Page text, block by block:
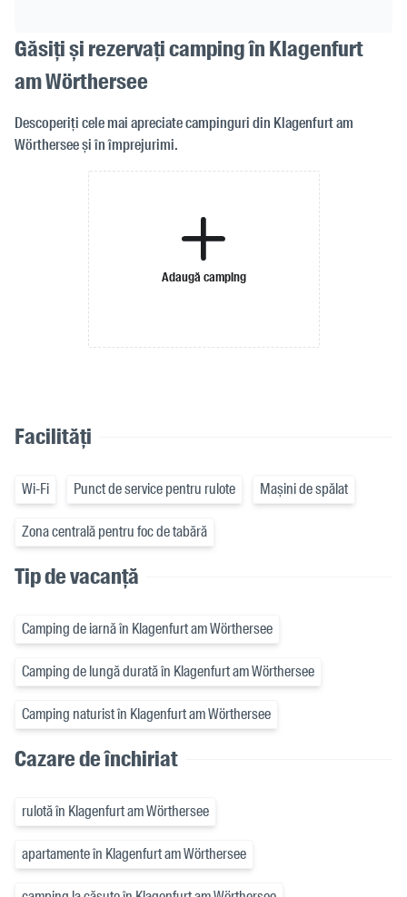
Găsiți și rezervați camping în Klagenfurt
am Wörthersee
Descoperiți cele mai apreciate campinguri din Klagenfurt am
Wörthersee și în împrejurimi.
Adaugă camping
Facilități
Wi-Fi Punct de service pentru rulote Mașini de spălat
Zona centrală pentru foc de tabără
Tip de vacanță
Camping de iarnă în Klagenfurt am Wörthersee
Camping de lungă durată în Klagenfurt am Wörthersee
Camping naturist în Klagenfurt am Wörthersee
Cazare de închiriat
rulotă în Klagenfurt am Wörthersee
apartamente în Klagenfurt am Wörthersee